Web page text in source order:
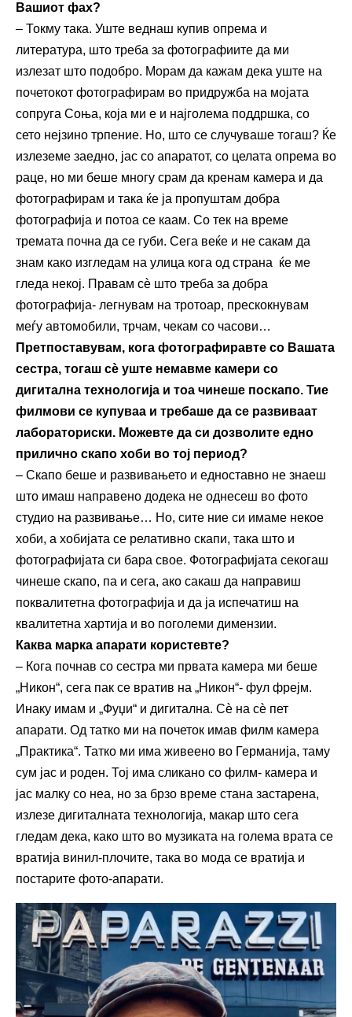
Вашиот фах?
– Токму така. Уште веднаш купив опрема и
литература, што треба за фотографиите да ми
излезат што подобро. Морам да кажам дека уште на
почетокот фотографирам во придружба на мојата
сопруга Соња, која ми е и најголема поддршка, со
сето нејзино трпение. Но, што се случуваше тогаш? Ќе
излеземе заедно, јас со апаратот, со целата опрема во
раце, но ми беше многу срам да кренам камера и да
фотографирам и така ќе ја пропуштам добра
фотографија и потоа се каам. Со тек на време
тремата почна да се губи. Сега веќе и не сакам да
знам како изгледам на улица кога од страна ќе ме
гледа некој. Правам сѐ што треба за добра
фотографија- легнувам на тротоар, прескокнувам
меѓу автомобили, трчам, чекам со часови…
Претпоставувам, кога фотографиравте со Вашата
сестра, тогаш сѐ уште немавме камери со
дигитална технологија и тоа чинеше поскапо. Тие
филмови се купуваа и требаше да се развиваат
лабораториски. Можевте да си дозволите едно
прилично скапо хоби во тој период?
– Скапо беше и развивањето и едноставно не знаеш
што имаш направено додека не однесеш во фото
студио на развивање… Но, сите ние си имаме некое
хоби, а хобијата се релативно скапи, така што и
фотографијата си бара свое. Фотографијата секогаш
чинеше скапо, па и сега, ако сакаш да направиш
поквалитетна фотографија и да ја испечатиш на
квалитетна хартија и во поголеми димензии.
Каква марка апарати користевте?
– Кога почнав со сестра ми првата камера ми беше
„Никон“, сега пак се вратив на „Никон“- фул фрејм.
Инаку имам и „Фуџи“ и дигитална. Сѐ на сѐ пет
апарати. Од татко ми на почеток имав филм камера
„Практика“. Татко ми има живеено во Германија, таму
сум јас и роден. Тој има сликано со филм- камера и
јас малку со неа, но за брзо време стана застарена,
излезе дигиталната технологија, макар што сега
гледам дека, како што во музиката на голема врата се
вратија винил-плочите, така во мода се вратија и
постарите фото-апарати.